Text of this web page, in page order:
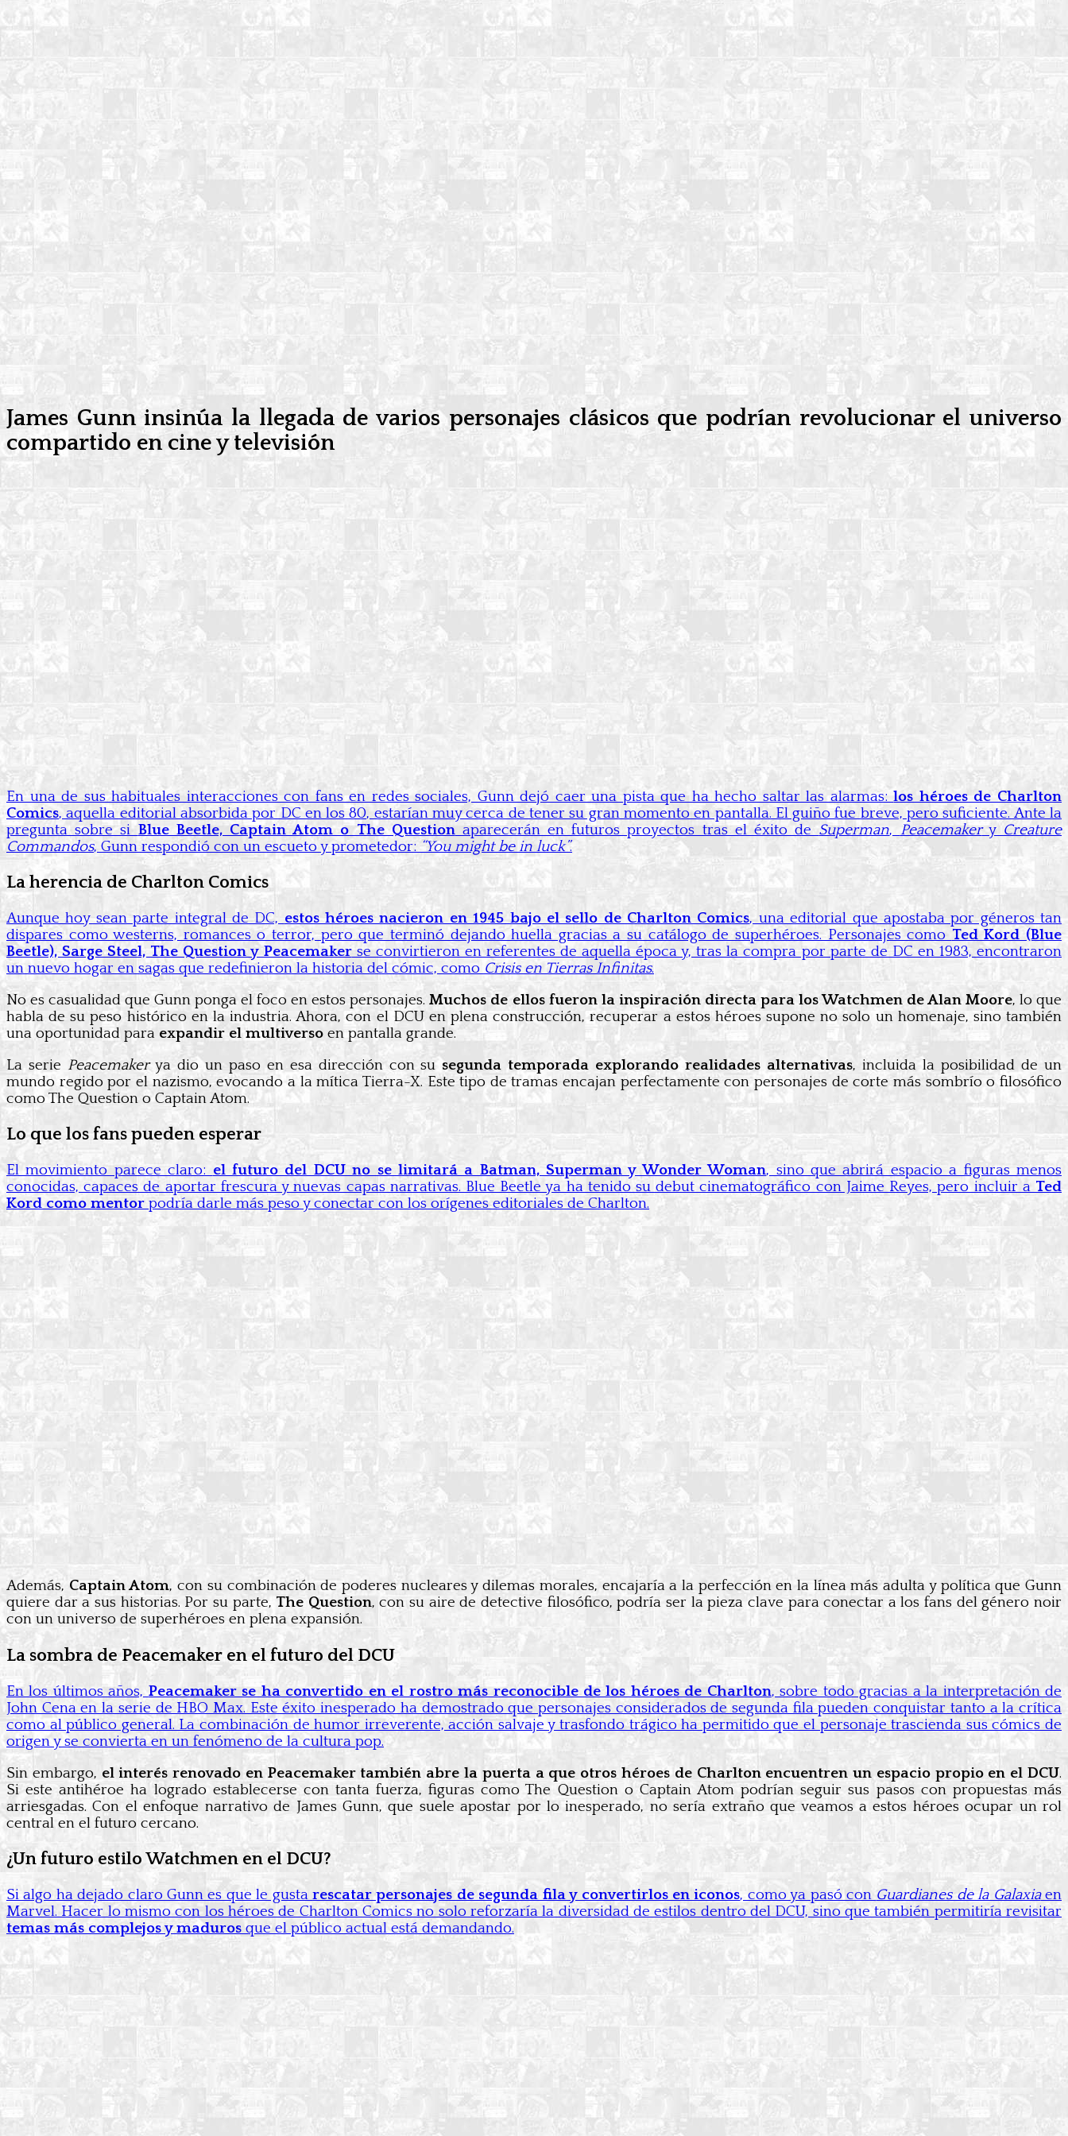
James Gunn insinúa la llegada de varios personajes clásicos que podrían revolucionar el universo
compartido en cine y televisión
En una de sus habituales interacciones con fans en redes sociales, Gunn dejó caer una pista que ha hecho saltar las alarmas:los héroes de Charlton
Comics, aquella editorial absorbida por DC en los 80, estarían muy cerca de tener su gran momento en pantalla. El guiño fue breve, pero suficiente. Ante la
pregunta sobre siBlue Beetle, Captain Atom o The Questionaparecerán en futuros proyectos tras el éxito de Superman, Peacemakery Creature
Commandos, Gunn respondió con un escueto y prometedor: “You might be in luck”.
La herencia de Charlton Comics
Aunque hoy sean parte integral de DC, estos héroes nacieron en 1945 bajo el sello de Charlton Comics, una editorial que apostaba por géneros tan
dispares como westerns, romances o terror, pero que terminó dejando huella gracias a su catálogo de superhéroes. Personajes como Ted Kord (Blue
Beetle), Sarge Steel, The Question y Peacemakerse convirtieron en referentes de aquella época y, tras la compra por parte de DC en 1983, encontraron
un nuevo hogar en sagas que redefinieron la historia del cómic, como Crisis en Tierras Infinitas.
No es casualidad que Gunn ponga el foco en estos personajes.Muchos de ellos fueron la inspiración directa para los Watchmen de Alan Moore, lo que
habla de su peso histórico en la industria. Ahora, con el DCU en plena construcción, recuperar a estos héroes supone no solo un homenaje, sino también
una oportunidad para expandir el multiverso en pantalla grande.
La serie Peacemakerya dio un paso en esa dirección con su segunda temporada explorando realidades alternativas, incluida la posibilidad de un
mundo regido por el nazismo, evocando a la mítica Tierra-X. Este tipo de tramas encajan perfectamente con personajes de corte más sombrío o filosófico
como The Question o Captain Atom.
Lo que los fans pueden esperar
El movimiento parece claro: el futuro del DCU no se limitará a Batman, Superman y Wonder Woman, sino que abrirá espacio a figuras menos
conocidas, capaces de aportar frescura y nuevas capas narrativas. Blue Beetle ya ha tenido su debut cinematográfico con Jaime Reyes, pero incluir a Ted
Kord como mentor podría darle más peso y conectar con los orígenes editoriales de Charlton.
Además, Captain Atom, con su combinación de poderes nucleares y dilemas morales, encajaría a la perfección en la línea más adulta y política que Gunn
quiere dar a sus historias. Por su parte, The Question, con su aire de detective filosófico, podría ser la pieza clave para conectar a los fans del género noir
con un universo de superhéroes en plena expansión.
La sombra de Peacemaker en el futuro del DCU
En los últimos años, Peacemaker se ha convertido en el rostro más reconocible de los héroes de Charlton, sobre todo gracias a la interpretación de
John Cena en la serie de HBO Max. Este éxito inesperado ha demostrado que personajes considerados de segunda fila pueden conquistar tanto a la crítica
como al público general. La combinación de humor irreverente, acción salvaje y trasfondo trágico ha permitido que el personaje trascienda sus cómics de
origen y se convierta en un fenómeno de la cultura pop.
Sin embargo, el interés renovado en Peacemaker también abre la puerta a que otros héroes de Charlton encuentren un espacio propio en el DCU.
Si este antihéroe ha logrado establecerse con tanta fuerza, figuras como The Question o Captain Atom podrían seguir sus pasos con propuestas más
arriesgadas. Con el enfoque narrativo de James Gunn, que suele apostar por lo inesperado, no sería extraño que veamos a estos héroes ocupar un rol
central en el futuro cercano.
¿Un futuro estilo Watchmen en el DCU?
Si algo ha dejado claro Gunn es que le gustarescatar personajes de segunda fila y convertirlos en iconos, como ya pasó con Guardianes de la Galaxiaen
Marvel. Hacer lo mismo con los héroes de Charlton Comics no solo reforzaría la diversidad de estilos dentro del DCU, sino que también permitiría revisitar
temas más complejos y madurosque el público actual está demandando.